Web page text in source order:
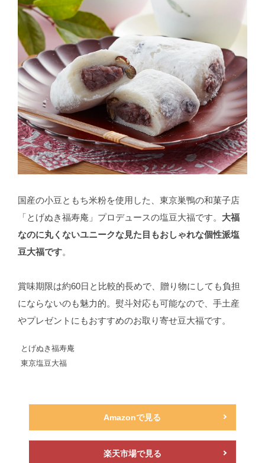
国産の小豆ともち米粉を使用した、東京巣鴨の和菓子店
「とげぬき福寿庵」プロデュースの塩豆大福です。 大福
なのに丸くないユニークな見た目もおしゃれな個性派塩
豆大福です。
賞味期限は約60日と比較的長めで、贈り物にしても負担
にならないのも魅力的。熨斗対応も可能なので、手土産
やプレゼントにもおすすめのお取り寄せ豆大福です。
とげぬき福寿庵
東京塩豆大福
Amazonで見る
楽天市場で見る